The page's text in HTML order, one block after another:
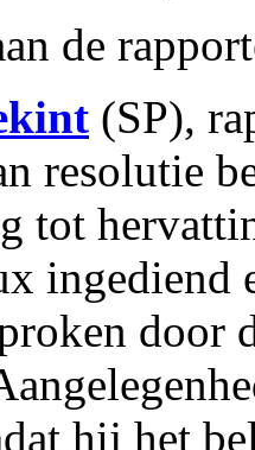
de
(SP),
resolutie
tot
ingediend
door
hij het